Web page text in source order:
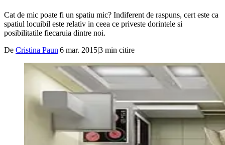
Cat de mic poate fi un spatiu mic? Indiferent de raspuns, cert este ca
spatiul locuibil este relativ in ceea ce priveste dorintele si
posibilitatile fiecaruia dintre noi.
De Cristina Paun|6 mar. 2015|3 min citire